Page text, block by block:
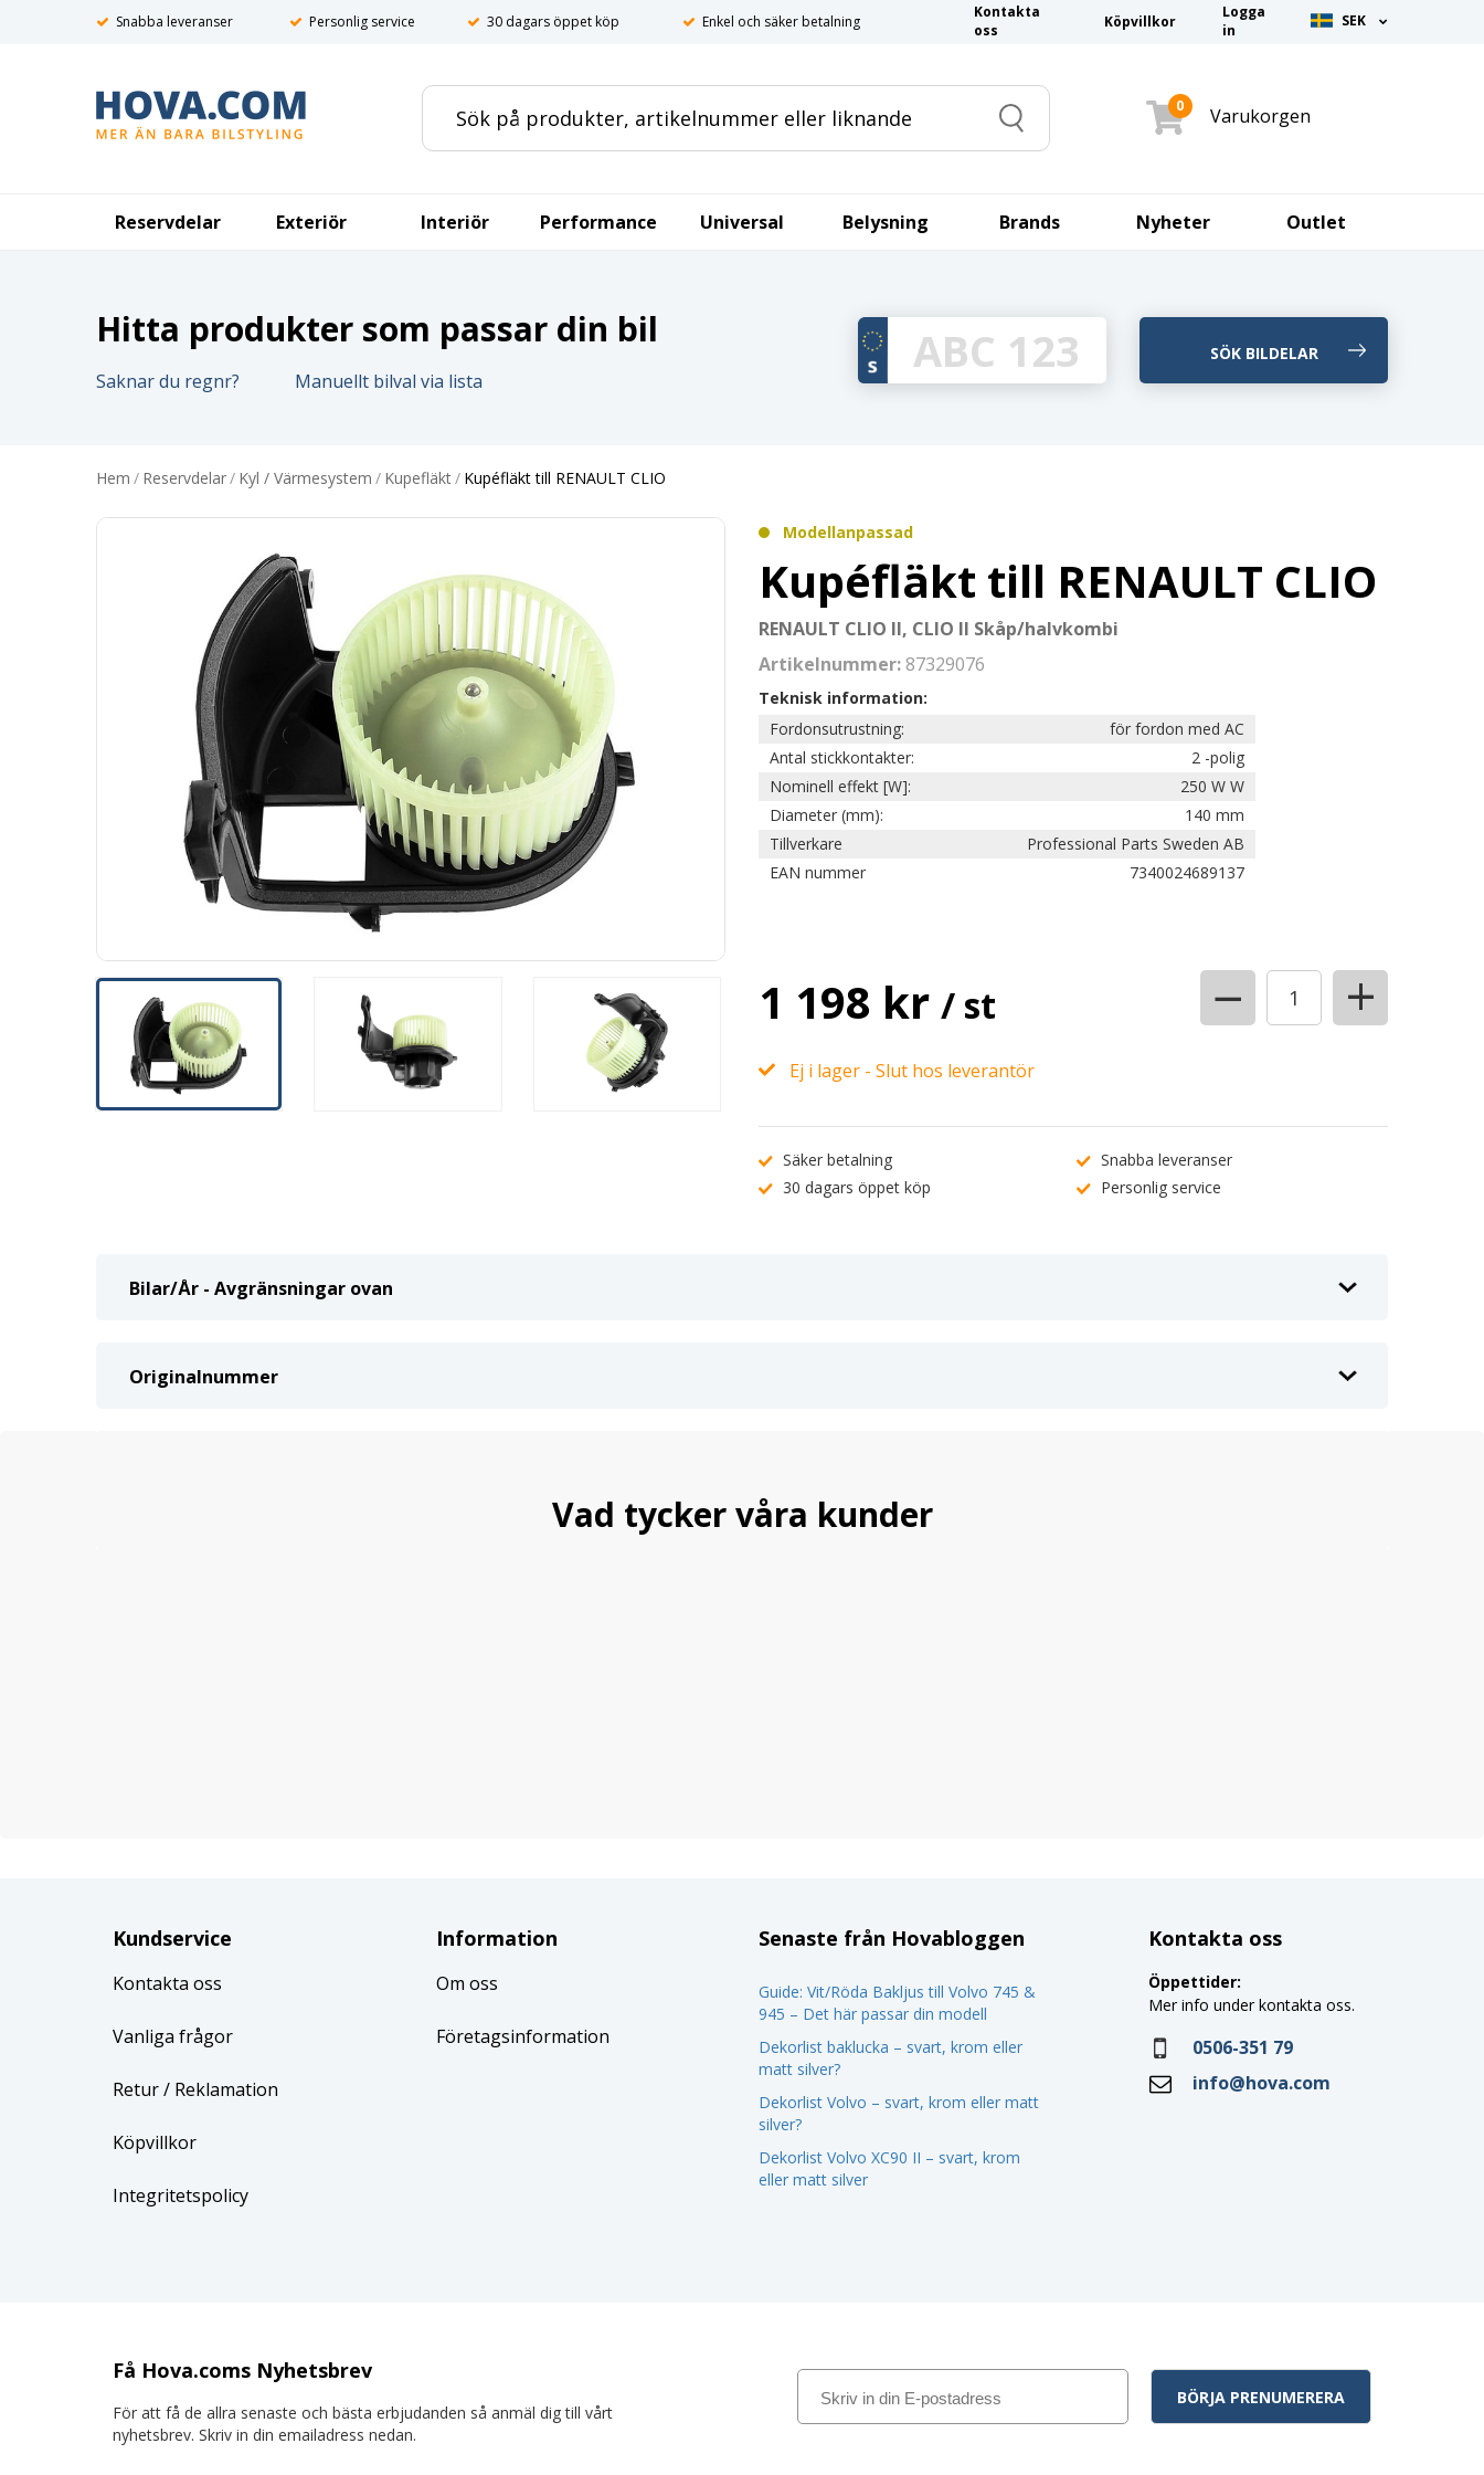
Snabba leveranser Personlig service 30 dagars öppet köp Enkel och säker betalning
Kontakta
oss
Köpvillkor
Logga
in
SEK
Search
0 Varukorgen
Reservdelar Exteriör Interiör Performance Universal Belysning Brands Nyheter Outlet
Hitta produkter som passar din bil
Saknar du regnr? Manuellt bilval via lista
Hem / Reservdelar/ Kyl / Värmesystem / Kupefläkt/ Kupéfläkt till RENAULT CLIO
Modellanpassad
Kupéfläkt till RENAULT CLIO
RENAULT CLIO II, CLIO II Skåp/halvkombi
Artikelnummer: 87329076
Teknisk information:
Fordonsutrustning:
för fordon med AC
Antal stickkontakter:
2 -polig
Nominell effekt [W]:
250 W W
Diameter (mm):
140 mm
Tillverkare
Professional Parts Sweden AB
EAN nummer
7340024689137
1 198 kr / st − +
Ej i lager - Slut hos leverantör
Säker betalning
Snabba leveranser
30 dagars öppet köp
Personlig service
Bilar/År - Avgränsningar ovan
Originalnummer
Vad tycker våra kunder
Kundservice
Kontakta oss
Vanliga frågor
Retur/ Reklamation
Köpvillkor
Integritetspolicy
Information
Om oss
Företagsinformation
Senaste från Hovabloggen
Guide: Vit/Röda Bakljus till Volvo 745 &
945 – Det här passar din modell
Dekorlist baklucka – svart, krom eller
matt silver?
Dekorlist Volvo – svart, krom eller matt
silver?
Dekorlist Volvo XC90 II – svart, krom
eller matt silver
Kontakta oss
Öppettider:
Mer info under kontakta oss.
0506-351 79
info@hova.com
Få Hova.coms Nyhetsbrev
För att få de allra senaste och bästa erbjudanden så anmäl dig till vårt
nyhetsbrev. Skriv in din emailadress nedan.